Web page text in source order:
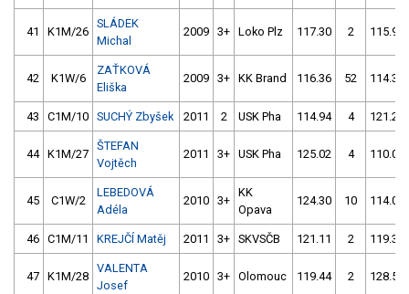
41 K1M/26
SLÁDEK
Michal
2009 3+ Loko Plz 117.30 2 115.94
42 K1W/6
ZAŤKOVÁ
Eliška
2009 3+ KK Brand 116.36 52 114.37
43 C1M/10 SUCHÝ Zbyšek 2011 2 USK Pha 114.94 4 121.25
44 K1M/27
ŠTEFAN
Vojtěch
2011 3+ USK Pha 125.02 4 110.07
45 C1W/2
LEBEDOVÁ
Adéla
2010 3+
KK
Opava
124.30 10 114.08
46 C1M/11 KREJČÍ Matěj 2011 3+ SKVSČB 121.11 2 119.36
47 K1M/28
VALENTA
Josef
2010 3+ Olomouc 119.44 2 128.51